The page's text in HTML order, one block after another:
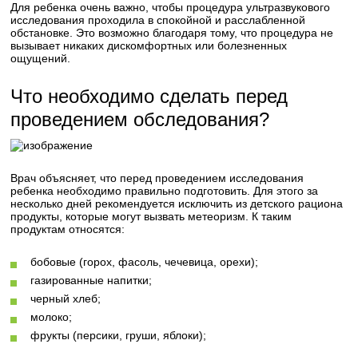
Для ребенка очень важно, чтобы процедура ультразвукового
исследования проходила в спокойной и расслабленной
обстановке. Это возможно благодаря тому, что процедура не
вызывает никаких дискомфортных или болезненных
ощущений.
Что необходимо сделать перед
проведением обследования?
Врач объясняет, что перед проведением исследования
ребенка необходимо правильно подготовить. Для этого за
несколько дней рекомендуется исключить из детского рациона
продукты, которые могут вызвать метеоризм. К таким
продуктам относятся:
бобовые (горох, фасоль, чечевица, орехи);
газированные напитки;
черный хлеб;
молоко;
фрукты (персики, груши, яблоки);